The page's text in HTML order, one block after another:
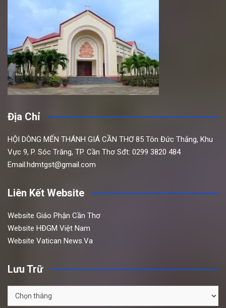
Địa Chỉ
HỘI DÒNG MẾN THÁNH GIÁ CẦN THƠ 85 Tôn Đức Thắng, Khu
Vực 9, P. Sóc Trăng, TP. Cần Thơ Sđt: 0299 3820 484
Email:hdmtgst@gmail.com
Liên Kết Website
Website Giáo Phận Cần Thơ
Website HĐGM Việt Nam
Website Vatican News.Va
Lưu Trữ
Lưu
Trữ